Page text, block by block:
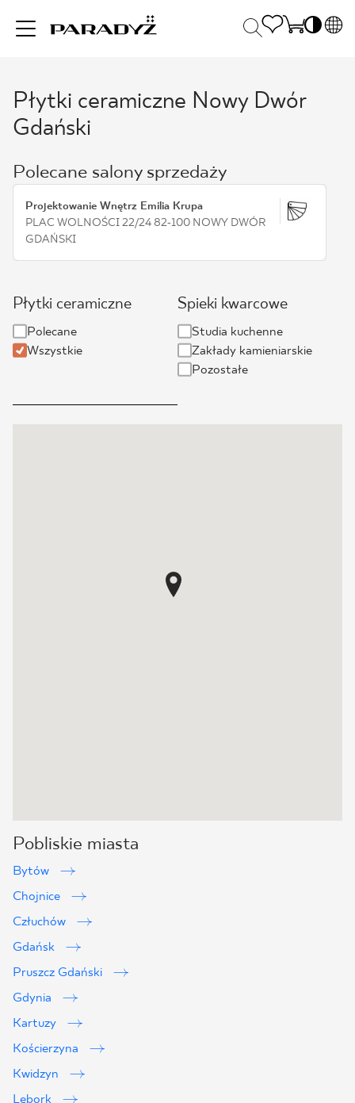
INSPIRACJE
PRODUKTY
KOLEKCJE
DLA BIZNESU
MÓJ PROFIL
Płytki ceramiczne Nowy Dwór
Gdański
Polecane salony sprzedaży
Projektowanie Wnętrz Emilia Krupa
PLAC WOLNOŚCI 22/24 82-100 NOWY DWÓR
GDAŃSKI
Płytki ceramiczne
Polecane
Wszystkie
Spieki kwarcowe
Studia kuchenne
Zakłady kamieniarskie
Pozostałe
Pobliskie miasta
Bytów
Chojnice
Człuchów
Gdańsk
Pruszcz Gdański
Gdynia
Kartuzy
Kościerzyna
Kwidzyn
Lębork